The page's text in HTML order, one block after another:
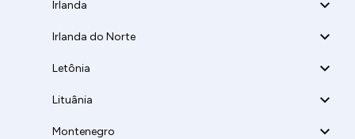
Irlanda
Irlanda do Norte
Letônia
Lituânia
Montenegro